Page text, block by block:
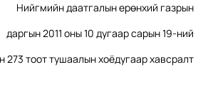
Нийгмийн даатгалын ерөнхий газрын
даргын 2011 оны 10 дугаар сарын 19-ний
273 тоот тушаалын хоёдугаар хавсралт